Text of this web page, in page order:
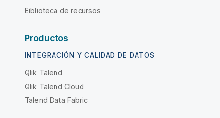
Biblioteca de recursos
Productos
INTEGRACIÓN Y CALIDAD DE DATOS
Qlik Talend
Qlik Talend Cloud
Talend Data Fabric